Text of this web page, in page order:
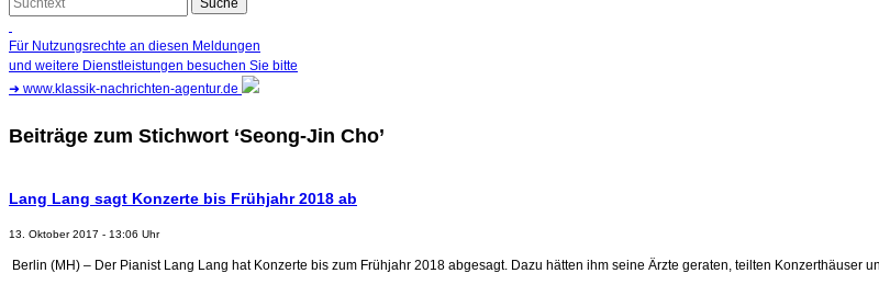
Für Nutzungsrechte an diesen Meldungen
und weitere Dienstleistungen besuchen Sie bitte
➜ www.klassik-nachrichten-agentur.de
Beiträge zum Stichwort ‘Seong-Jin Cho’
Lang Lang sagt Konzerte bis Frühjahr 2018 ab
13. Oktober 2017 - 13:06 Uhr
Berlin (MH) – Der Pianist Lang Lang hat Konzerte bis zum Frühjahr 2018 abgesagt. Dazu hätten ihm seine Ärzte geraten, teilten Konzerthäuser